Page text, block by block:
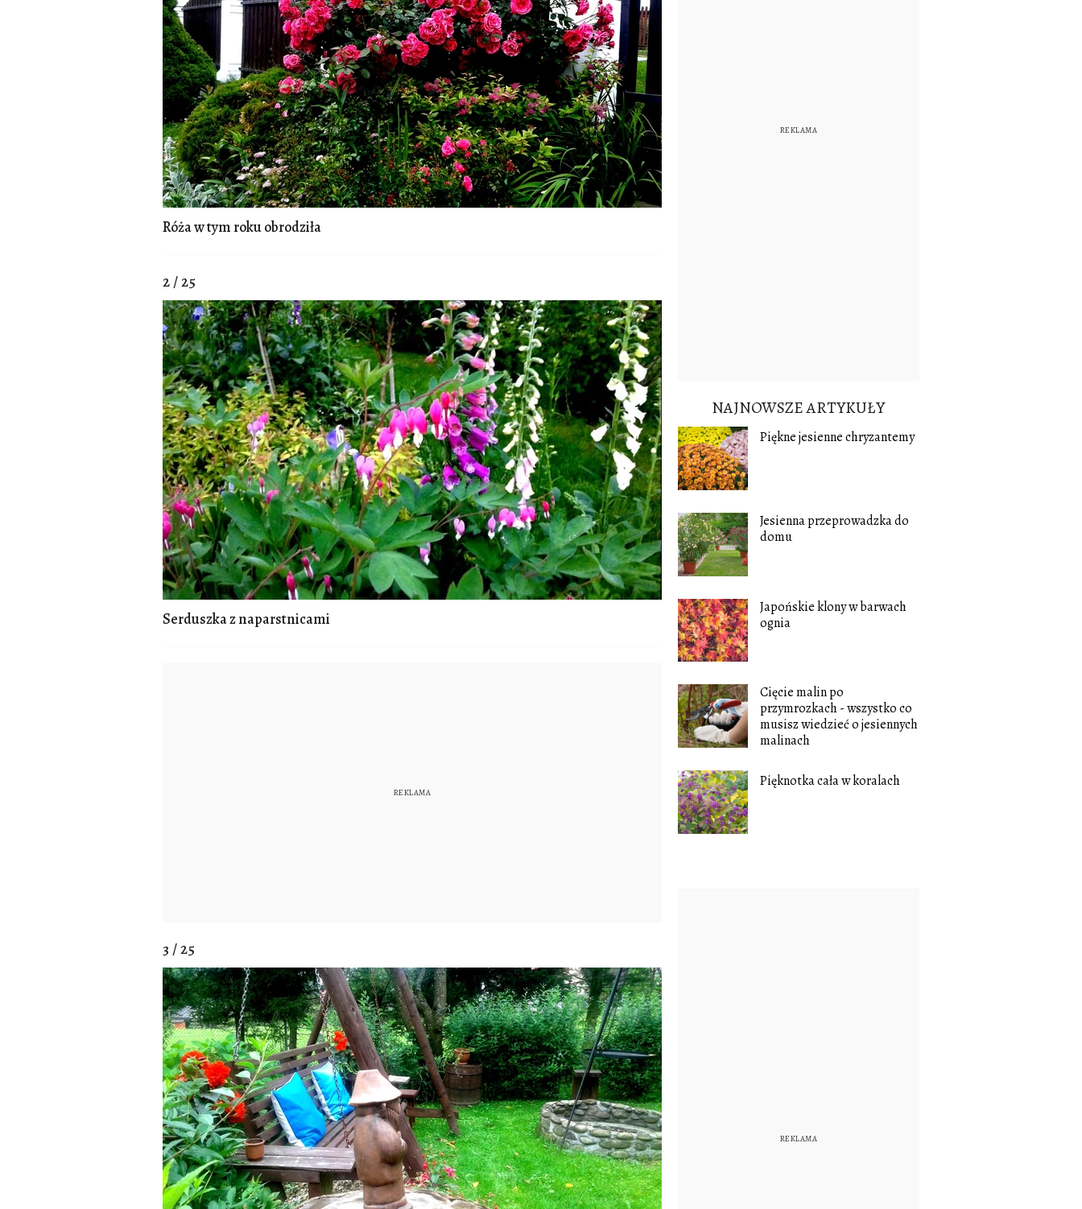
Róża w tym roku obrodziła
2 / 25
Serduszka z naparstnicami
3 / 25
NAJNOWSZE ARTYKUŁY
Piękne jesienne chryzantemy
Jesienna przeprowadzka do
domu
Japońskie klony w barwach
ognia
Cięcie malin po
przymrozkach - wszystko co
musisz wiedzieć o jesiennych
malinach
Pięknotka cała w koralach